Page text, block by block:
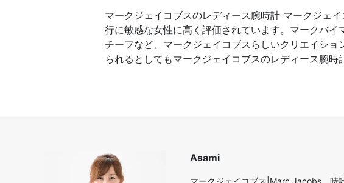
マークジェイコブスのレディース腕時計 マークジェ
行に敏感な女性に高く評価されています。マークバ
チーフなど、マークジェイコブスらしいクリエイシ
られるとしてもマークジェイコブスのレディース腕時
Asami